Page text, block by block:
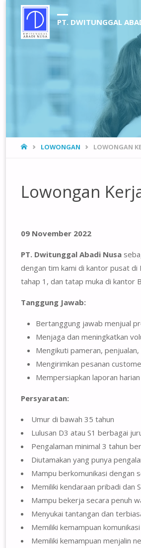
PT. DWITUNGGAL
HOMELOWONGAN LOWONGAN
Lowongan
09 November 2022
PT. Dwitunggal Abadi Nusa
dengan tim kami di kantor pusat di
tahap 1, dan tatap muka di kantor
Tanggung Jawab:
Bertanggung jawab menjual
Menjaga dan meningkatkan
Mengikuti pameran,
Mengirimkan pesanan
Mempersiapkan laporan
Persyaratan:
Umur di bawah 35 tahun
Lulusan D3 atau S1 berbagai
Pengalaman minimal 3 tahun
Diutamakan yang punya
Mampu berkomunikasi dengan
Memiliki kendaraan pribadi dan
Mampu bekerja secara penuh
Menyukai tantangan dan
Memiliki kemampuan
Memiliki kemampuan menjalin